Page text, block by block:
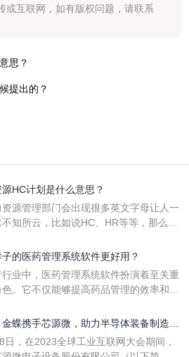
或互联网，如有版权问题，请联系
思？
提出的？
源HC计划是什么意思？
源管理部门会出现很多英文字母让人一
知所云，比如说HC、HR等等，那么它
的医药管理系统软件更好用？
业中，医药管理系统软件扮演着至关重
。它不仅能够提高药品管理的效率和准
的医药管理系统软件应具备以下特点。
地进行操作。 复杂的
蝶携手芯源微，助力半导体装备制造领
迈向世界
日，在2023全球工业互联网大会期间，